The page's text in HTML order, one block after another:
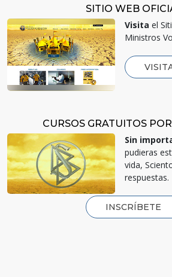
SITIO WEB
Visita el
Ministros
CURSOS GRATUITOS
Sin
pudieras
vida,
respuestas.
INSCRÍBETE